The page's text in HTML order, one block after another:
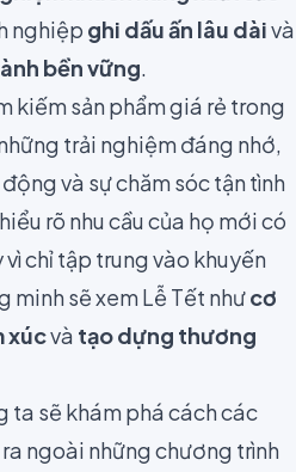
nghiệp ghi dấu ấn lâu dàivà
bền vững.
kiếm sản phẩm giá rẻ trong
trải nghiệm đáng nhớ,
và sự chăm sóc tận tình
rõ nhu cầu của họ mới có
chỉ tập trung vào khuyến
minh sẽ xem Lễ Tết nhưcơ
xúcvà tạo dựng thương
ta sẽ khám phá cách các
ngoài những chương trình